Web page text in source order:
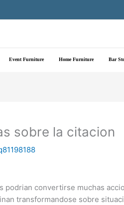
Event Furniture Home Furniture Bar
sobre la citacion
podrian convertirse muchas
transformandose sobre